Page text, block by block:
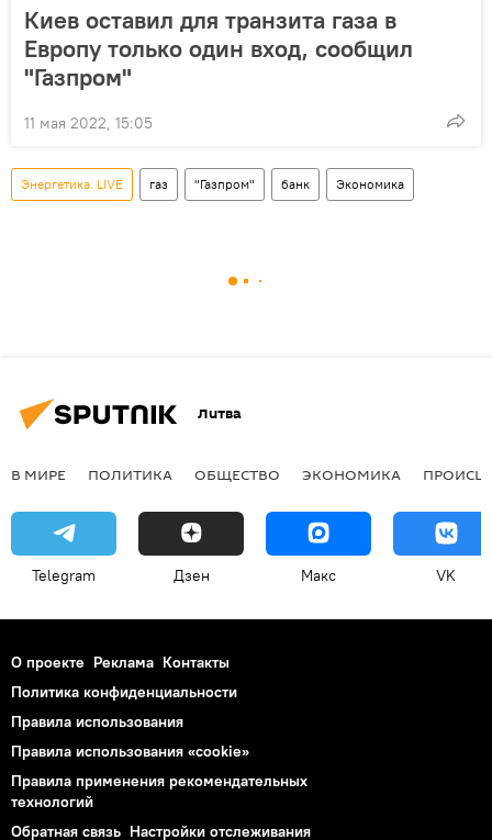
Киев оставил для транзита газа в
Европу только один вход, сообщил
"Газпром"
11 мая 2022, 15:05
Энергетика. LIVE газ "Газпром" банк Экономика
Литва
В МИРЕ ПОЛИТИКА ОБЩЕСТВО ЭКОНОМИКА
Telegram Дзен Макс VK
О проекте Реклама Контакты
Политика конфиденциальности
Правила использования
Правила использования «cookie»
Правила применения рекомендательных
технологий
Обратная связь Настройки отслеживания